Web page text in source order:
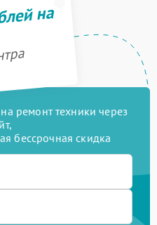
на
ремонт техники через
бессрочная скидка